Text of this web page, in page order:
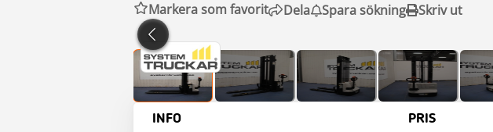
Markera som favorit Dela Spara sökning Skriv ut
INFO PRIS